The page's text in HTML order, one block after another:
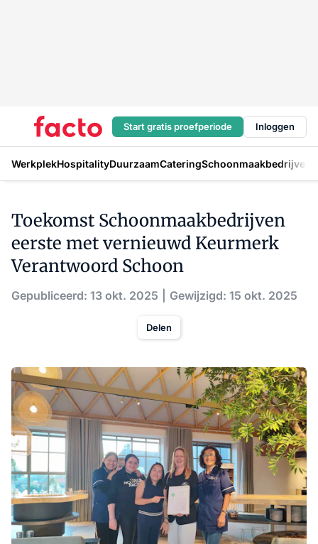
Start gratis proefperiode Inloggen
WerkplekHospitalityDuurzaamCateringSchoonmaakbedrijven
Toekomst Schoonmaakbedrijven
eerste met vernieuwd Keurmerk
Verantwoord Schoon
Gepubliceerd: 13 okt. 2025 Gewijzigd: 15 okt. 2025
Delen